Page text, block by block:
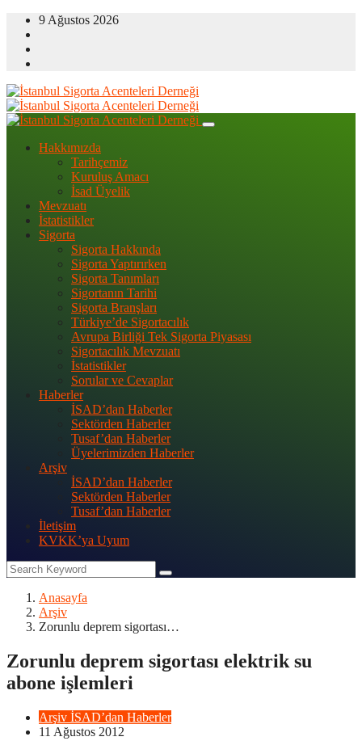
9 Ağustos 2026
Hakkımızda
Tarihçemiz
Kuruluş Amacı
İsad Üyelik
Mevzuatı
İstatistikler
Sigorta
Sigorta Hakkında
Sigorta Yaptırırken
Sigorta Tanımları
Sigortanın Tarihi
Sigorta Branşları
Türkiye’de Sigortacılık
Avrupa Birliği Tek Sigorta Piyasası
Sigortacılık Mevzuatı
İstatistikler
Sorular ve Cevaplar
Haberler
İSAD’dan Haberler
Sektörden Haberler
Tusaf’dan Haberler
Üyelerimizden Haberler
Arşiv
İSAD’dan Haberler
Sektörden Haberler
Tusaf’dan Haberler
İletişim
KVKK’ya Uyum
Anasayfa
Arşiv
Zorunlu deprem sigortası…
Zorunlu deprem sigortası elektrik su
abone işlemleri
Arşiv İSAD’dan Haberler
11 Ağustos 2012